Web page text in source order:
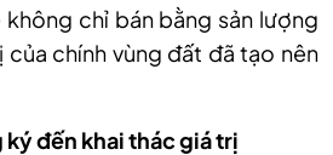
chỉ bán bằng sản lượng
chính vùng đất đã tạo nên
đến khai thác giá trị